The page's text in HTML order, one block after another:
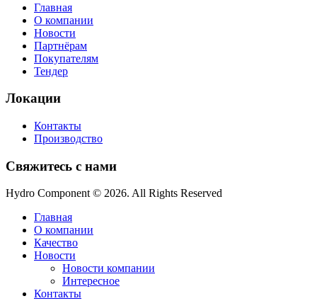
Главная
О компании
Новости
Партнёрам
Покупателям
Тендер
Локации
Контакты
Производство
Свяжитесь с нами
Hydro Component © 2026. All Rights Reserved
Главная
О компании
Качество
Новости
Новости компании
Интересное
Контакты